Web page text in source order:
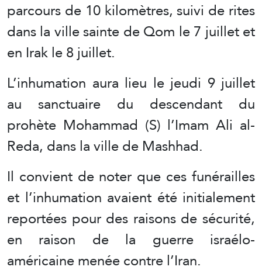
parcours de 10 kilomètres, suivi de rites
dans la ville sainte de Qom le 7 juillet et
en Irak le 8 juillet.
L’inhumation aura lieu le jeudi 9 juillet
au sanctuaire du descendant du
prohète Mohammad (S) l’Imam Ali al-
Reda, dans la ville de Mashhad.
Il convient de noter que ces funérailles
et l’inhumation avaient été initialement
reportées pour des raisons de sécurité,
en raison de la guerre israélo-
américaine menée contre l’Iran.